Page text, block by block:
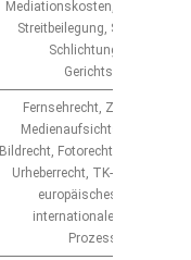
Mediationskosten,
Streitbeilegung,
Schlichtungsverfahren,
Gerichtsverfahren
Fernsehrecht,
Medienaufsichtsrecht,
Bildrecht, Fotorecht,
Urheberrecht, TK-Recht,
europäisches
internationales
Prozessführung